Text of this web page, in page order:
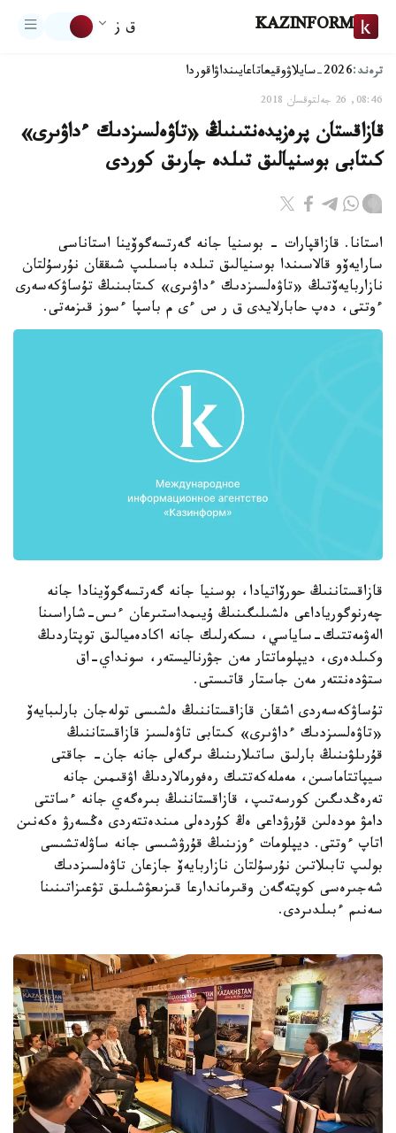
KAZINFORM ق ز
ترەند:2026-سايلاۋ وقيعاتاعايىنداۋاقوردا
08:46, 26 جەلتوقسان 2018
قازاقستان پرەزيدەنتىنىڭ «تاۋەلسىزدىك ءداۋىرى»
كىتابى بوسنيالىق تىلدە جارىق كوردى
استانا. قازاقپارات - بوسنيا جانە گەرتسەگوۆينا استاناسى
سارايەۆو قالاسىندا بوسنيالىق تىلدە باسىلىپ شىققان نۇرسۇلتان
نازاربايەۆتىڭ «تاۋەلسىزدىك ءداۋىرى» كىتابىنىڭ تۇساۋكەسەرى
ءوتتى، دەپ حابارلايدى ق ر س ءى م باسپا ءسوز قىزمەتى.
قازاقستاننىڭ حورۆاتيادا، بوسنيا جانە گەرتسەگوۆينادا جانە
چەرنوگورياداعى ەلشىلىگىنىڭ ۇيىمداستىرعان ءىس-شاراسىنا
الەۋمەتتىك-ساياسي، ىسكەرلىك جانە اكادەميالىق توپتاردىڭ
وكىلدەرى، ديپلوماتتار مەن جۋرناليستەر، سونداي-اق
ستۋدەنتتەر مەن جاستار قاتىستى.
تۇساۋكەسەردى اشقان قازاقستاننىڭ ەلشىسى تولەجان بارلىبايەۆ
«تاۋەلسىزدىك ءداۋىرى» كىتابى تاۋەلسىز قازاقستاننىڭ
قۇرىلۋىنىڭ بارلىق ساتىلارىنىڭ ىرگەلى جانە جان- جاقتى
سيپاتتاماسىن، مەملەكەتتىك رەفورمالاردىڭ اۋقىمىن جانە
تەرەڭدىگىن كورسەتىپ، قازاقستاننىڭ بىرەگەي جانە ءساتتى
دامۋ مودەلىن قۇرۋداعى ەڭ كۇردەلى مىندەتتەردى ەڭسەرۋ ەكەنىن
اتاپ ءوتتى. ديپلومات ءوزىنىڭ قۇرۋشىسى جانە ساۋلەتشىسى
بولىپ تابىلاتىن نۇرسۇلتان نازاربايەۆ جازعان تاۋەلسىزدىك
شەجىرەسى كوپتەگەن وقىرماندارعا قىزىعۋشىلىق تۋعىزاتىنىنا
سەنىم ءبىلدىردى.